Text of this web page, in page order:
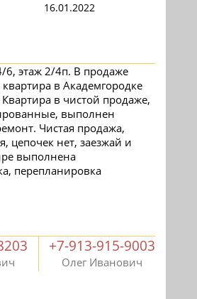
16.01.2022
этаж 2/4п. В продаже
в Академгородке
в чистой продаже,
выполнен
Чистая продажа,
цепочек нет, заезжай и
выполнена
перепланировка
+7-913-915-9003
Олег Иванович